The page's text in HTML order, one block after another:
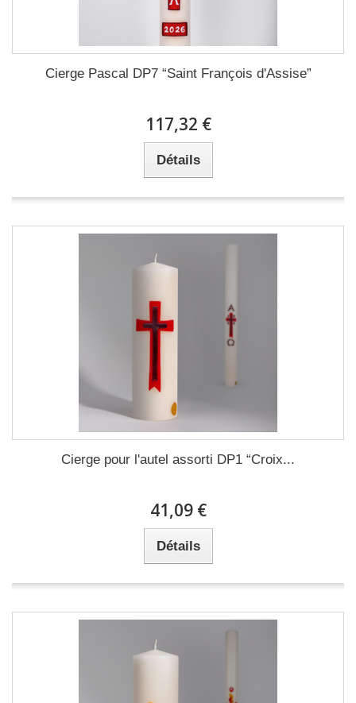
Cierge Pascal DP7 “Saint François d'Assise”
117,32 €
Détails
Cierge pour l'autel assorti DP1 “Croix...
41,09 €
Détails